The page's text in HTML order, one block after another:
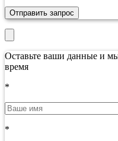
Отправить запрос
Оставьте ваши данные и
время
*
*